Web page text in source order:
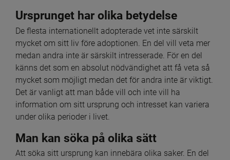
Ursprunget har olika betydelse
De flesta internationellt adopterade vet inte särskilt
mycket om sitt liv före adoptionen. En del vill veta mer
medan andra inte är särskilt intresserade. För en del
känns det som en absolut nödvändighet att få veta så
mycket som möjligt medan det för andra inte är viktigt.
Det är vanligt att man både vill och inte vill ha
information om sitt ursprung och intresset kan variera
under olika perioder i livet.
Man kan söka på olika sätt
Att söka sitt ursprung kan innebära olika saker. En del